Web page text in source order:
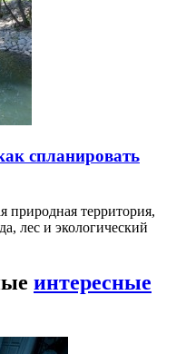
спланировать
природная территория,
лес и экологический
интересные